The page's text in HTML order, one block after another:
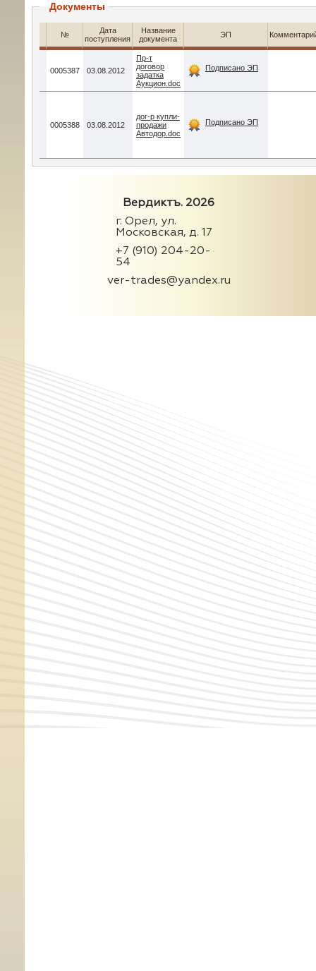
Документы
№
Дата
поступления
Название
документа
ЭП
0005387 03.08.2012
Пр-т
договор
задатка
Аукцион.doc
Подписано ЭП
0005388 03.08.2012
дог-р купли-
продажи
Автодор.doc
Подписано ЭП
Вердиктъ. 2026
г. Орел, ул.
Московская, д. 17
+7 (910) 204-20-
54
ver-trades@yandex.ru